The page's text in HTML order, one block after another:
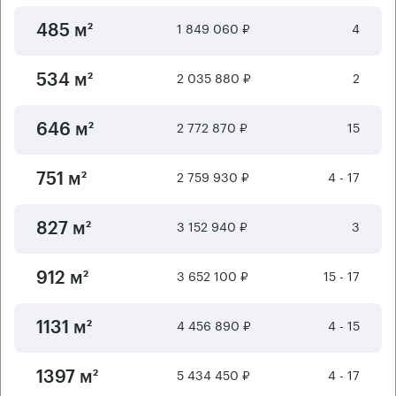
485 м² 1 849 060 ₽ 4
534 м² 2 035 880 ₽ 2
646 м² 2 772 870 ₽ 15
751 м² 2 759 930 ₽ 4 - 17
827 м² 3 152 940 ₽ 3
912 м² 3 652 100 ₽ 15 - 17
1131 м² 4 456 890 ₽ 4 - 15
1397 м² 5 434 450 ₽ 4 - 17